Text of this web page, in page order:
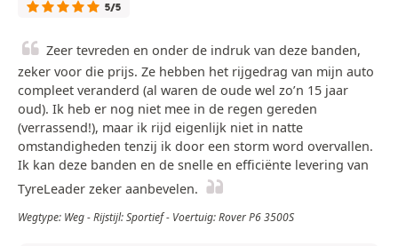
5/5
Zeer tevreden en onder de indruk van deze banden,
zeker voor die prijs. Ze hebben het rijgedrag van mijn auto
compleet veranderd (al waren de oude wel zo’n 15 jaar
oud). Ik heb er nog niet mee in de regen gereden
(verrassend!), maar ik rijd eigenlijk niet in natte
omstandigheden tenzij ik door een storm word overvallen.
Ik kan deze banden en de snelle en efficiënte levering van
TyreLeader zeker aanbevelen.
Wegtype: Weg - Rijstijl: Sportief - Voertuig: Rover P6 3500S